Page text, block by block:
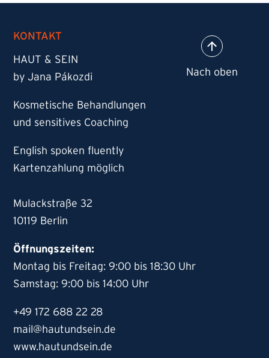
KONTAKT
HAUT & SEIN
by Jana Pákozdi
Kosmetische Behandlungen
und sensitives Coaching
English spoken fluently
Kartenzahlung möglich
Mulackstraße 32
10119 Berlin
Öffnungszeiten:
Montag bis Freitag: 9:00 bis 18:30 Uhr
Samstag: 9:00 bis 14:00 Uhr
+49 172 688 22 28
mail@hautundsein.de
www.hautundsein.de